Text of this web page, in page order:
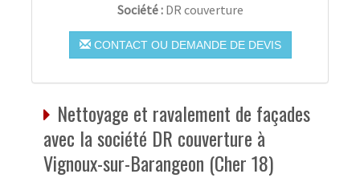
Société : DR couverture
CONTACT OU DEMANDE DE DEVIS
Nettoyage et ravalement de façades
avec la société DR couverture à
Vignoux-sur-Barangeon (Cher 18)